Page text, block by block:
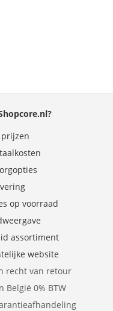
op voorraad
assortiment
website
recht van retour
België 0% BTW